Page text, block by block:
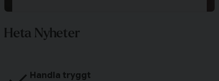
Heta Nyheter
Handla tryggt